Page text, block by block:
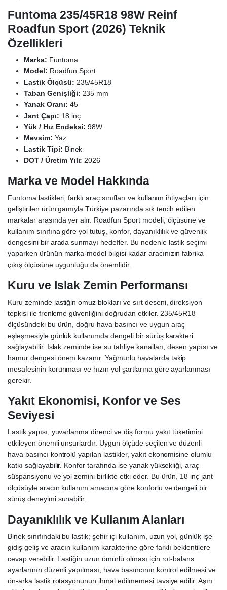
Funtoma 235/45R18 98W Reinf
Roadfun Sport (2026) Teknik
Özellikleri
Marka: Funtoma
Model: Roadfun Sport
Lastik Ölçüsü: 235/45R18
Taban Genişliği: 235 mm
Yanak Oranı: 45
Jant Çapı: 18 inç
Yük / Hız Endeksi: 98W
Mevsim: Yaz
Lastik Tipi: Binek
DOT / Üretim Yılı: 2026
Marka ve Model Hakkında
Funtoma lastikleri, farklı araç sınıfları ve kullanım ihtiyaçları için
geliştirilen ürün gamıyla Türkiye pazarında sık tercih edilen
markalar arasında yer alır. Roadfun Sport modeli, ölçüsüne ve
kullanım sınıfına göre yol tutuş, konfor, dayanıklılık ve güvenlik
dengesini bir arada sunmayı hedefler. Bu nedenle lastik seçimi
yaparken ürünün marka-model bilgisi kadar aracınızın fabrika
çıkış ölçüsüne uygunluğu da önemlidir.
Kuru ve Islak Zemin Performansı
Kuru zeminde lastiğin omuz blokları ve sırt deseni, direksiyon
tepkisi ile frenleme güvenliğini doğrudan etkiler. 235/45R18
ölçüsündeki bu ürün, doğru hava basıncı ve uygun araç
eşleşmesiyle günlük kullanımda dengeli bir sürüş karakteri
sağlayabilir. Islak zeminde ise su tahliye kanalları, desen yapısı ve
hamur dengesi önem kazanır. Yağmurlu havalarda takip
mesafesinin korunması ve hızın yol şartlarına göre ayarlanması
gerekir.
Yakıt Ekonomisi, Konfor ve Ses
Seviyesi
Lastik yapısı, yuvarlanma direnci ve diş formu yakıt tüketimini
etkileyen önemli unsurlardır. Uygun ölçüde seçilen ve düzenli
hava basıncı kontrolü yapılan lastikler, yakıt ekonomisine olumlu
katkı sağlayabilir. Konfor tarafında ise yanak yüksekliği, araç
süspansiyonu ve yol zemini birlikte etki eder. Bu ürün, 18 inç jant
ölçüsüyle aracın kullanım amacına göre konforlu ve dengeli bir
sürüş deneyimi sunabilir.
Dayanıklılık ve Kullanım Alanları
Binek sınıfındaki bu lastik; şehir içi kullanım, uzun yol, günlük işe
gidiş geliş ve aracın kullanım karakterine göre farklı beklentilere
cevap verebilir. Lastiğin uzun ömürlü olması için rot-balans
ayarlarının düzenli yapılması, hava basıncının kontrol edilmesi ve
ön-arka lastik rotasyonunun ihmal edilmemesi tavsiye edilir. Aşırı